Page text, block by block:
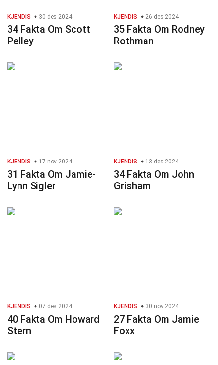
KJENDIS 30 des 2024
34 Fakta Om Scott
Pelley
KJENDIS 26 des 2024
35 Fakta Om Rodney
Rothman
KJENDIS 17 nov 2024
31 Fakta Om Jamie-
Lynn Sigler
KJENDIS 13 des 2024
34 Fakta Om John
Grisham
KJENDIS 07 des 2024
40 Fakta Om Howard
Stern
KJENDIS 30 nov 2024
27 Fakta Om Jamie
Foxx